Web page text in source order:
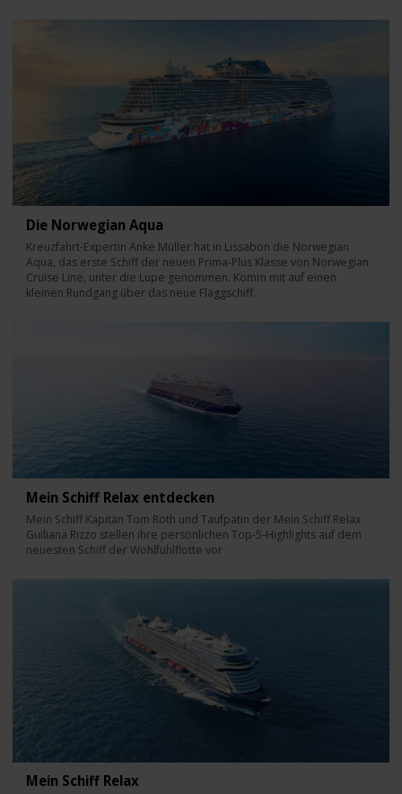
Die Norwegian Aqua
Kreuzfahrt-Expertin Anke Müller hat in Lissabon die Norwegian
Aqua, das erste Schiff der neuen Prima-Plus Klasse von Norwegian
Cruise Line, unter die Lupe genommen. Komm mit auf einen
kleinen Rundgang über das neue Flaggschiff.
Mein Schiff Relax entdecken
Mein Schiff Kapitän Tom Roth und Taufpatin der Mein Schiff Relax
Guiliana Rizzo stellen ihre persönlichen Top-5-Highlights auf dem
neuesten Schiff der Wohlfühlflotte vor
Mein Schiff Relax